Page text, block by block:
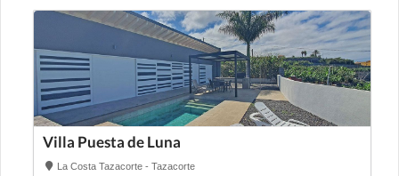
Villa Puesta de Luna
La Costa Tazacorte - Tazacorte